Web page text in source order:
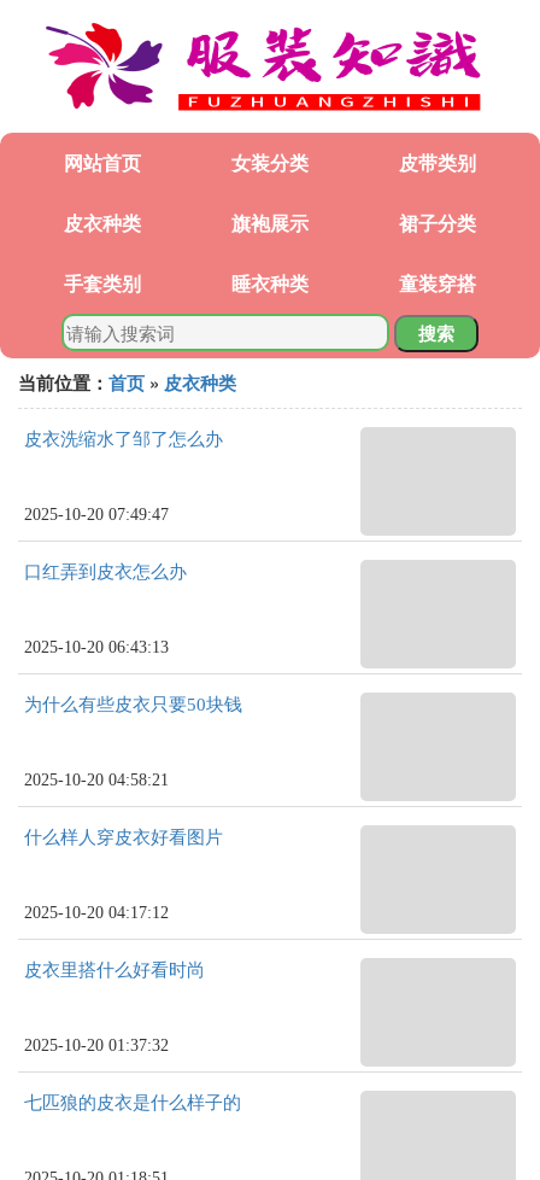
网站首页 女装分类 皮带类别
皮衣种类 旗袍展示 裙子分类
手套类别 睡衣种类 童装穿搭
搜索
当前位置： 首页 » 皮衣种类
皮衣洗缩水了邹了怎么办
2025-10-20 07:49:47
口红弄到皮衣怎么办
2025-10-20 06:43:13
为什么有些皮衣只要50块钱
2025-10-20 04:58:21
什么样人穿皮衣好看图片
2025-10-20 04:17:12
皮衣里搭什么好看时尚
2025-10-20 01:37:32
七匹狼的皮衣是什么样子的